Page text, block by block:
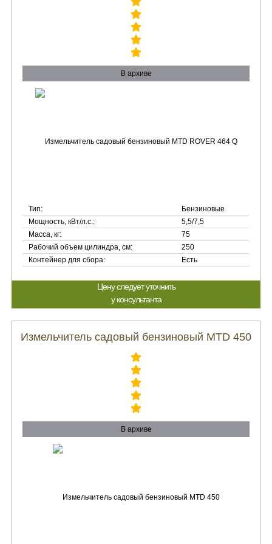
В архиве
Тип:
Бензиновые
Мощность, кВт/л.с.:
5,5/7,5
Масса, кг:
75
Рабочий объем цилиндра, см:
250
Контейнер для сбора:
Есть
Цену следует уточнить
у консультанта
Измельчитель садовый бензиновый MTD 450
В архиве